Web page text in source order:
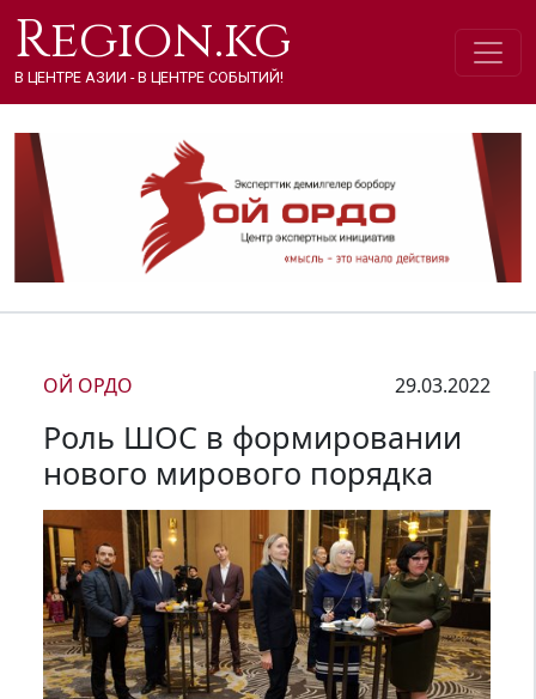
Region.kg
В ЦЕНТРЕ АЗИИ - В ЦЕНТРЕ СОБЫТИЙ!
ОЙ ОРДО 29.03.2022
Роль ШОС в формировании
нового мирового порядка